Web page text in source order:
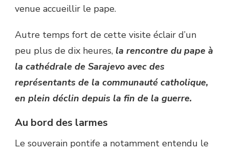
venue accueillir le pape.
Autre temps fort de cette visite éclair d’un
peu plus de dix heures, la rencontre du pape à
la cathédrale de Sarajevo avec des
représentants de la communauté catholique,
en plein déclin depuis la fin de la guerre.
Au bord des larmes
Le souverain pontife a notamment entendu le